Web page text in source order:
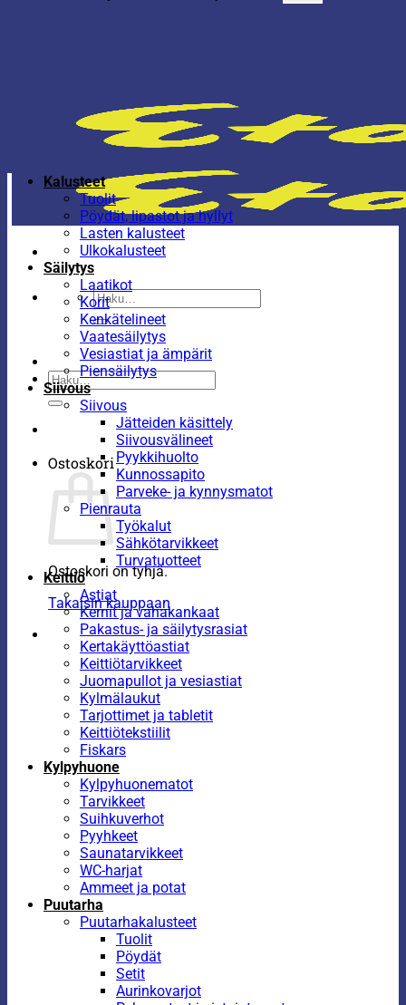
Etsi:
Etsi:
Ostoskori
Ostoskori on tyhjä.
Takaisin kauppaan
Kalusteet
Tuolit
Pöydät, lipastot ja hyllyt
Lasten kalusteet
Ulkokalusteet
Säilytys
Laatikot
Korit
Kenkätelineet
Vaatesäilytys
Vesiastiat ja ämpärit
Piensäilytys
Siivous
Siivous
Jätteiden käsittely
Siivousvälineet
Pyykkihuolto
Kunnossapito
Parveke- ja kynnysmatot
Pienrauta
Työkalut
Sähkötarvikkeet
Turvatuotteet
Keittiö
Astiat
Kernit ja vahakankaat
Pakastus- ja säilytysrasiat
Kertakäyttöastiat
Keittiötarvikkeet
Juomapullot ja vesiastiat
Kylmälaukut
Tarjottimet ja tabletit
Keittiötekstiilit
Fiskars
Kylpyhuone
Kylpyhuonematot
Tarvikkeet
Suihkuverhot
Pyyhkeet
Saunatarvikkeet
WC-harjat
Ammeet ja potat
Puutarha
Puutarhakalusteet
Tuolit
Pöydät
Setit
Aurinkovarjot